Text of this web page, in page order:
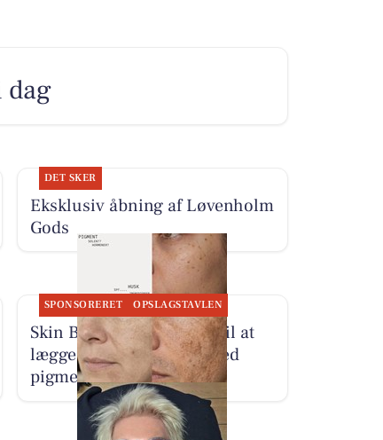
dag
DET SKER
Eksklusiv åbning af Løvenholm
Gods
SPONSORERET OPSLAGSTAVLEN
Skin By Vitting inviterer til at
lægge en plan for hud med
pigmentpletter